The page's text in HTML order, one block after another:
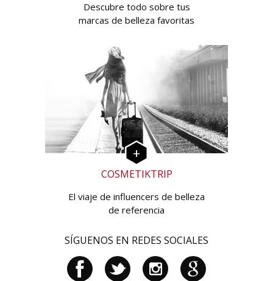
Descubre todo sobre tus
marcas de belleza favoritas
COSMETIKTRIP
El viaje de influencers de belleza
de referencia
SÍGUENOS EN REDES SOCIALES